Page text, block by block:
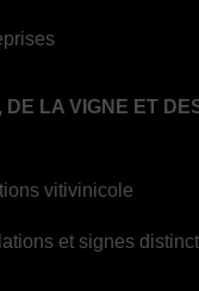
DE LA VIGNE ET
vitivinicole
et signes